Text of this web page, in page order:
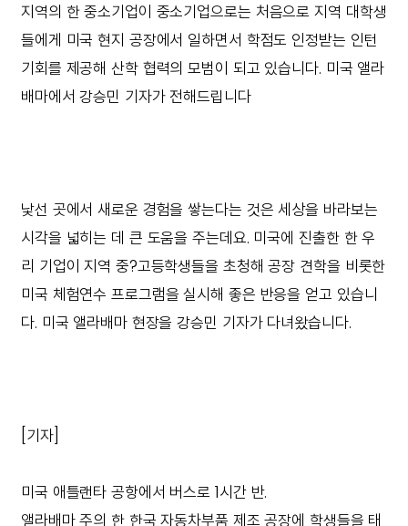
지역의 한 중소기업이 중소기업으로는 처음으로 지역 대학생
들에게 미국 현지 공장에서 일하면서 학점도 인정받는 인턴
기회를 제공해 산학 협력의 모범이 되고 있습니다. 미국 앨라
배마에서 강승민 기자가 전해드립니다
낯선 곳에서 새로운 경험을 쌓는다는 것은 세상을 바라보는
시각을 넓히는 데 큰 도움을 주는데요. 미국에 진출한 한 우
리 기업이 지역 중?고등학생들을 초청해 공장 견학을 비롯한
미국 체험연수 프로그램을 실시해 좋은 반응을 얻고 있습니
다. 미국 앨라배마 현장을 강승민 기자가 다녀왔습니다.
[기자]
미국 애틀랜타 공항에서 버스로 1시간 반.
앨라배마 주의 한 한국 자동차부품 제조 공장에 학생들을 태